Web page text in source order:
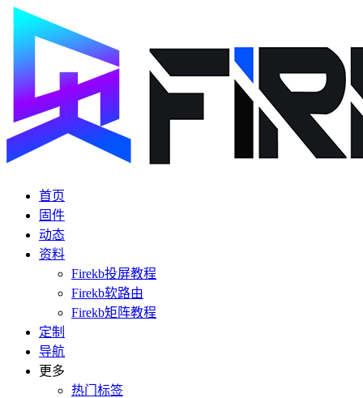
首页
固件
动态
资料
Firekb投屏教程
Firekb软路由
Firekb矩阵教程
定制
导航
更多
热门标签